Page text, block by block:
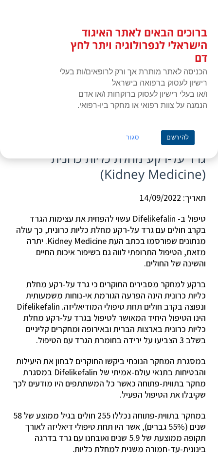
האיגוד הישראלי לנפרולוגיה ויתר
לחץ דם
גרד על-רקע מחלת כליות כרונית
(Kidney Medicine)
תאריך: 14/09/2022
טיפול ב- Difelikefalin עשוי להפחית את עצימות הגרד
בקרב חולים עם גרד על-רקע מחלת כליות כרונית, כך עולה
מנתונים שפורסמו בכתב העת Kidney Medicine. יתרה
מזאת, הטיפול התרופתי לווה גם בשיפור איכות החיים
והשינה של החולים.
ברקע למחקר מסבירים החוקרים כי גרד על-רקע מחלת
כליות כרונית הינה הפרעה הגורמת אי-נוחות משמעותית
ונפוצה בקרב חולים תחת טיפולי המודיאליזה. Difelikefalin
הינו הטיפול היחיד המאושר לטיפול בגרד על-רקע מחלת
כליות כרונית בארצות הברית ובאירופה ומחקרים קליניים
בשלב 3 הצביעו על ירידה בחומרת הגרד עם הטיפול.
במסגרת המחקר הנוכחי ביקשו החוקרים לבחון את היעילות
והבטיחות בתנאי עולם-אמיתי של Difelikefalin במסגרת
מחקר בתווית-פתוחה כאשר כל המשתתפים היו מודעים לכך
שקיבלו את הטיפול הפעיל.
במחקר בתווית-פתוחה נכללו 255 חולים בגיל ממוצע של 58
שנים (55% גברים), אשר היו תחת טיפולי דיאליזה לאורך
תקופה ממוצעת של 5.9 שנים ואובחנו עם גרד בדרגה
בינונית-עד-חמורה משנית למחלת כליות.
ברוכים הבאים לאתר האיגוד
הישראלי לנפרולוגיה ויתר לחץ
דם
הכניסה לאתר מותרת אך ורק לרופאים/ות בעלי
רישיון לעסוק ברפואה בישראל
ו/או בעלי רישיון לעסוק ברוקחות ו/או אדם
הנמנה על צוות רפואי או מחקר ביו-רפואי.
להירשם סגור